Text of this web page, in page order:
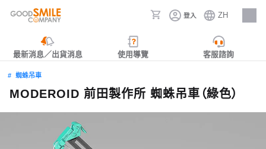
登入 ZH
人才招募
最新消息／出貨消息 使用導覽 客服諮詢
蜘蛛吊車
MODEROID 前田製作所 蜘蛛吊車（綠色）